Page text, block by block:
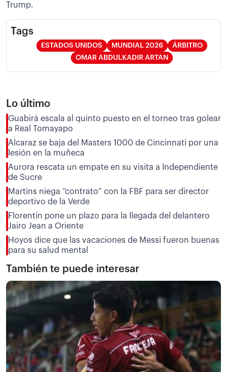
Trump.
Tags
ESTADOS UNIDOS MUNDIAL 2026
ÁRBITRO
OMAR ABDULKADIR ARTAN
Lo último
Guabirá escala al quinto puesto en el torneo tras golear
a Real Tomayapo
Alcaraz se baja del Masters 1000 de Cincinnati por una
lesión en la muñeca
Aurora rescata un empate en su visita a Independiente
de Sucre
Martins niega “contrato” con la FBF para ser director
deportivo de la Verde
Florentín pone un plazo para la llegada del delantero
Jairo Jean a Oriente
Hoyos dice que las vacaciones de Messi fueron buenas
para su salud mental
También te puede interesar